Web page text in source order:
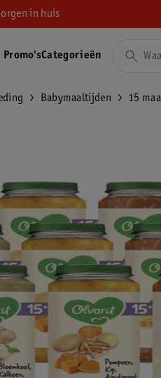
in huis
Promo'sCategorieën
Babymaaltijden 15